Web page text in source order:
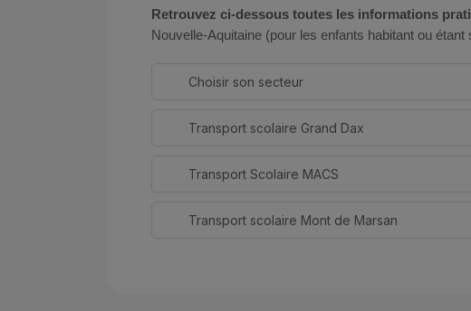
Retrouvez ci-dessous toutes les informations
Nouvelle-Aquitaine (pour les enfants habitant ou
Choisir son secteur
Transport scolaire Grand Dax
Transport Scolaire MACS
Transport scolaire Mont de Marsan